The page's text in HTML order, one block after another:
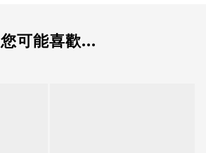
您可能喜歡...